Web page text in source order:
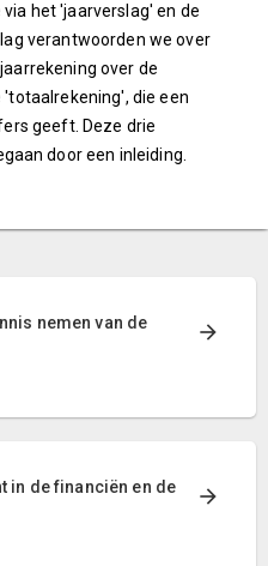
het 'jaarverslag' en de
verantwoorden we over
over de
'totaalrekening', die een
geeft. Deze drie
door een inleiding.
nemen van de
in de financiën en de